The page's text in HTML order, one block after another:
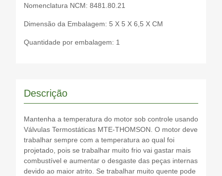
Nomenclatura NCM: 8481.80.21
Dimensão da Embalagem: 5 X 5 X 6,5 X CM
Quantidade por embalagem: 1
Descrição
Mantenha a temperatura do motor sob controle usando
Válvulas Termostáticas MTE-THOMSON. O motor deve
trabalhar sempre com a temperatura ao qual foi
projetado, pois se trabalhar muito frio vai gastar mais
combustível e aumentar o desgaste das peças internas
devido ao maior atrito. Se trabalhar muito quente pode